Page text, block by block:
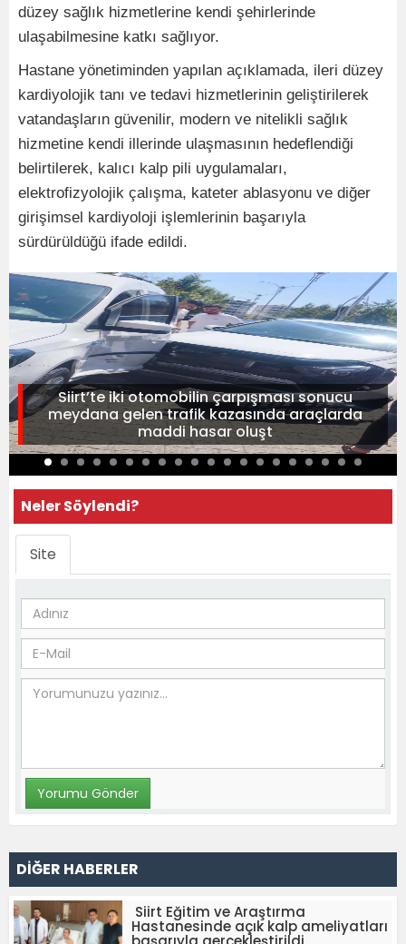
düzey sağlık hizmetlerine kendi şehirlerinde
ulaşabilmesine katkı sağlıyor.
Hastane yönetiminden yapılan açıklamada, ileri düzey
kardiyolojik tanı ve tedavi hizmetlerinin geliştirilerek
vatandaşların güvenilir, modern ve nitelikli sağlık
hizmetine kendi illerinde ulaşmasının hedeflendiği
belirtilerek, kalıcı kalp pili uygulamaları,
elektrofizyolojik çalışma, kateter ablasyonu ve diğer
girişimsel kardiyoloji işlemlerinin başarıyla
sürdürüldüğü ifade edildi.
Siirt’te iki otomobilin çarpışması sonucu
meydana gelen trafik kazasında araçlarda
maddi hasar oluşt
Neler Söylendi?
Site
DİĞER HABERLER
Siirt Eğitim ve Araştırma
Hastanesinde açık kalp ameliyatları